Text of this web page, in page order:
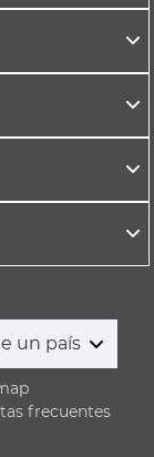
un país
frecuentes